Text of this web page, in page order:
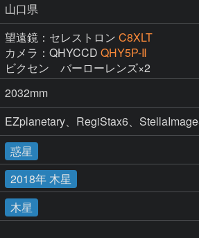
山口県
望遠鏡：セレストロン C8XLT
カメラ：QHYCCD QHY5P-Ⅱ
ビクセン　バーローレンズ×2
2032mm
EZplanetary、RegiStax6、
惑星
2018年 木星
木星